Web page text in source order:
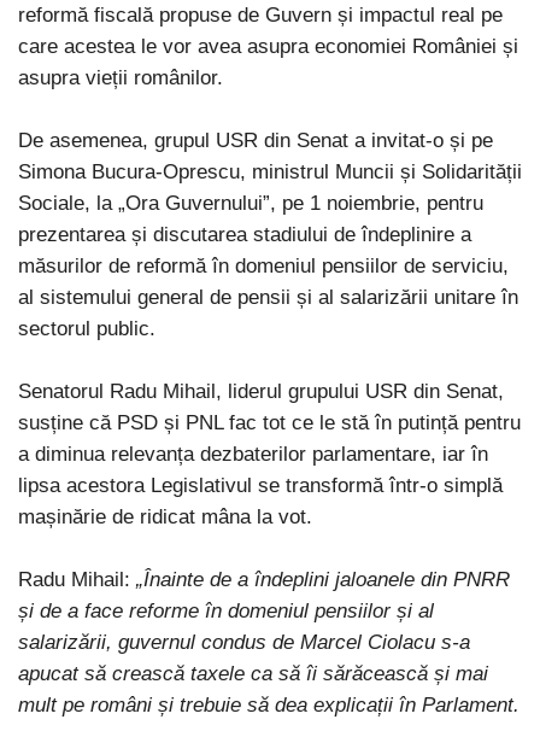
reformă fiscală propuse de Guvern și impactul real pe
care acestea le vor avea asupra economiei României și
asupra vieții românilor.
De asemenea, grupul USR din Senat a invitat-o și pe
Simona Bucura-Oprescu, ministrul Muncii și Solidarității
Sociale, la „Ora Guvernului”, pe 1 noiembrie, pentru
prezentarea și discutarea stadiului de îndeplinire a
măsurilor de reformă în domeniul pensiilor de serviciu,
al sistemului general de pensii și al salarizării unitare în
sectorul public.
Senatorul Radu Mihail, liderul grupului USR din Senat,
susține că PSD și PNL fac tot ce le stă în putință pentru
a diminua relevanța dezbaterilor parlamentare, iar în
lipsa acestora Legislativul se transformă într-o simplă
mașinărie de ridicat mâna la vot.
Radu Mihail: „Înainte de a îndeplini jaloanele din PNRR
și de a face reforme în domeniul pensiilor și al
salarizării, guvernul condus de Marcel Ciolacu s-a
apucat să crească taxele ca să îi sărăcească și mai
mult pe români și trebuie să dea explicații în Parlament.